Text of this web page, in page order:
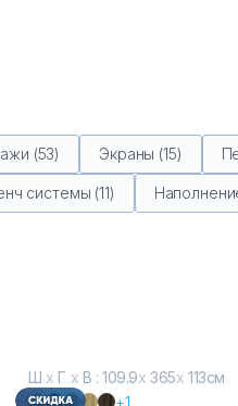
(53) Экраны (15)
системы (11)
Ш х Г х В : 109.9х 365х 113см
+1